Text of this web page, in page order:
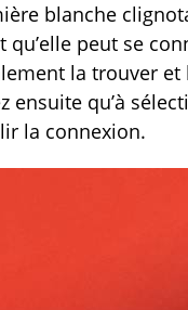
blanche
qu’elle peut se
la trouver
ensuite qu’à
la connexion.